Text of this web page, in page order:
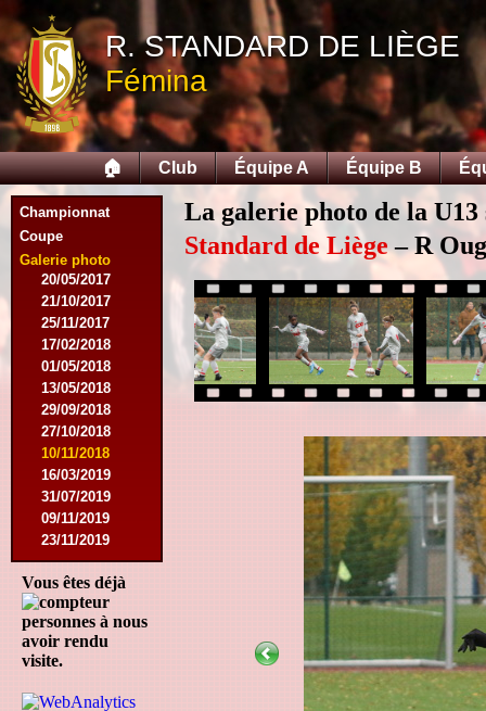
R. STANDARD DE LIÈGE
Fémina
🏠 Club Équipe A Équipe B
Championnat
Coupe
Galerie photo
12/09/2015
26/09/2015
03/10/2015
28/11/2015
09/03/2016
09/04/2016
13/04/2016
16/05/2016
09/08/2016
08/10/2016
01/03/2017
06/05/2017
20/05/2017
21/10/2017
25/11/2017
17/02/2018
01/05/2018
13/05/2018
29/09/2018
27/10/2018
10/11/2018
16/03/2019
31/07/2019
09/11/2019
23/11/2019
Vous êtes déjà
personnes à nous
avoir rendu
visite.
La galerie photo de la U13
Standard de Liège– R